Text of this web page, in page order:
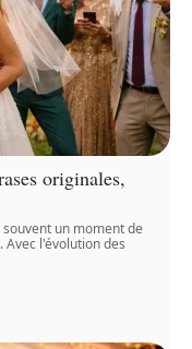
originales,
un moment de
l'évolution des